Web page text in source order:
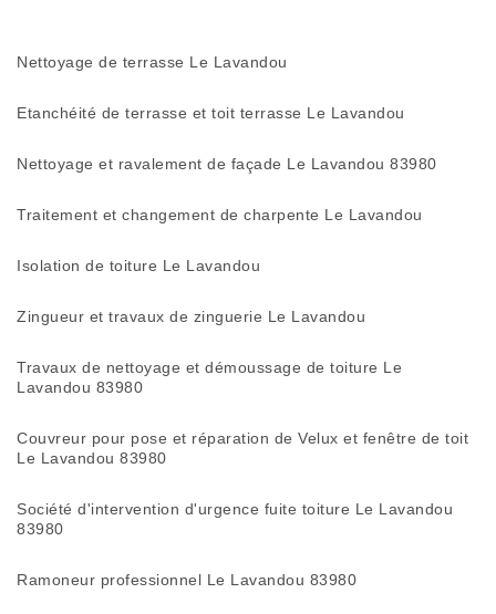
Nettoyage de terrasse Le Lavandou
Etanchéité de terrasse et toit terrasse Le Lavandou
Nettoyage et ravalement de façade Le Lavandou 83980
Traitement et changement de charpente Le Lavandou
Isolation de toiture Le Lavandou
Zingueur et travaux de zinguerie Le Lavandou
Travaux de nettoyage et démoussage de toiture Le
Lavandou 83980
Couvreur pour pose et réparation de Velux et fenêtre de toit
Le Lavandou 83980
Société d'intervention d'urgence fuite toiture Le Lavandou
83980
Ramoneur professionnel Le Lavandou 83980